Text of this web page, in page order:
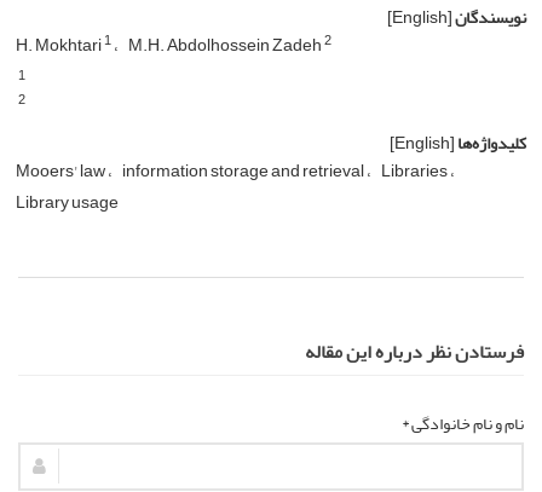
نویسندگان[English]
H. Mokhtari1 M.H. Abdolhossein Zadeh2
1
2
کلیدواژه‌ها[English]
Mooers' law information storage and retrieval Libraries
Library usage
فرستادن نظر درباره این مقاله
نام و نام خانوادگی *